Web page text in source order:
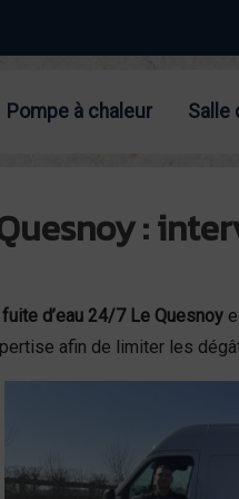
Pompe à chaleur Salle
:
d’eau 24/7 Le Quesnoy
afin de limiter les